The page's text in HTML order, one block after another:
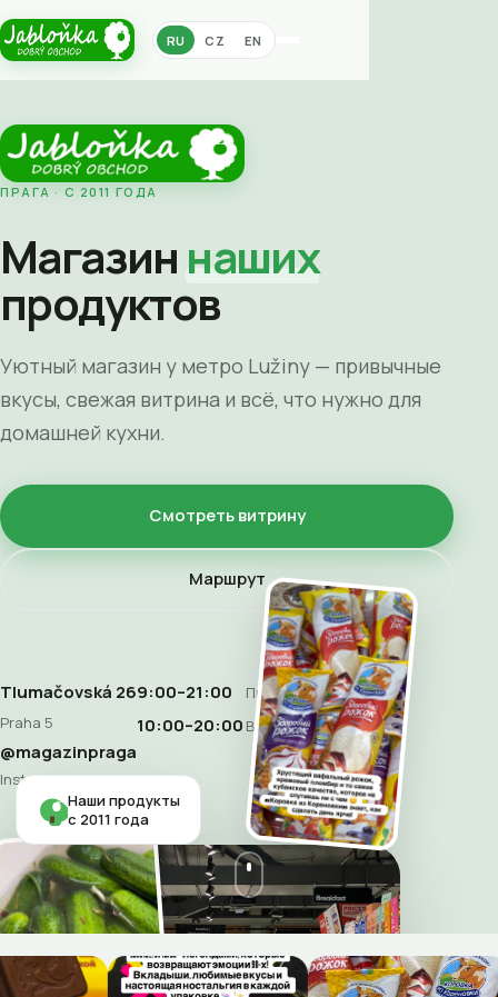
RU CZ EN
ПРАГА · С 2011 ГОДА
Магазин наших
продуктов
Уютный магазин у метро Lužiny — привычные
вкусы, свежая витрина и всё, что нужно для
домашней кухни.
Смотреть витрину
Маршрут
Tlumačovská 26
Praha 5
9:00–21:00 Пн–Сб
10:00–20:00 Воскресенье
@magazinpraga
Instagram
Наши продукты
с 2011 года